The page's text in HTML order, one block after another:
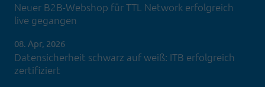
Neuer B2B-Webshop für TTL Network erfolgreich
live gegangen
08. Apr, 2026
Datensicherheit schwarz auf weiß: ITB erfolgreich
zertifiziert